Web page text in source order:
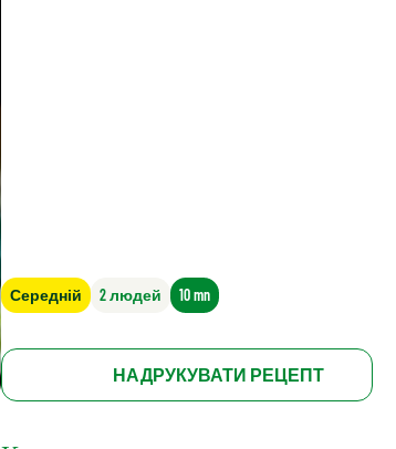
Середній 2 людей 10 mn
НАДРУКУВАТИ РЕЦЕПТ